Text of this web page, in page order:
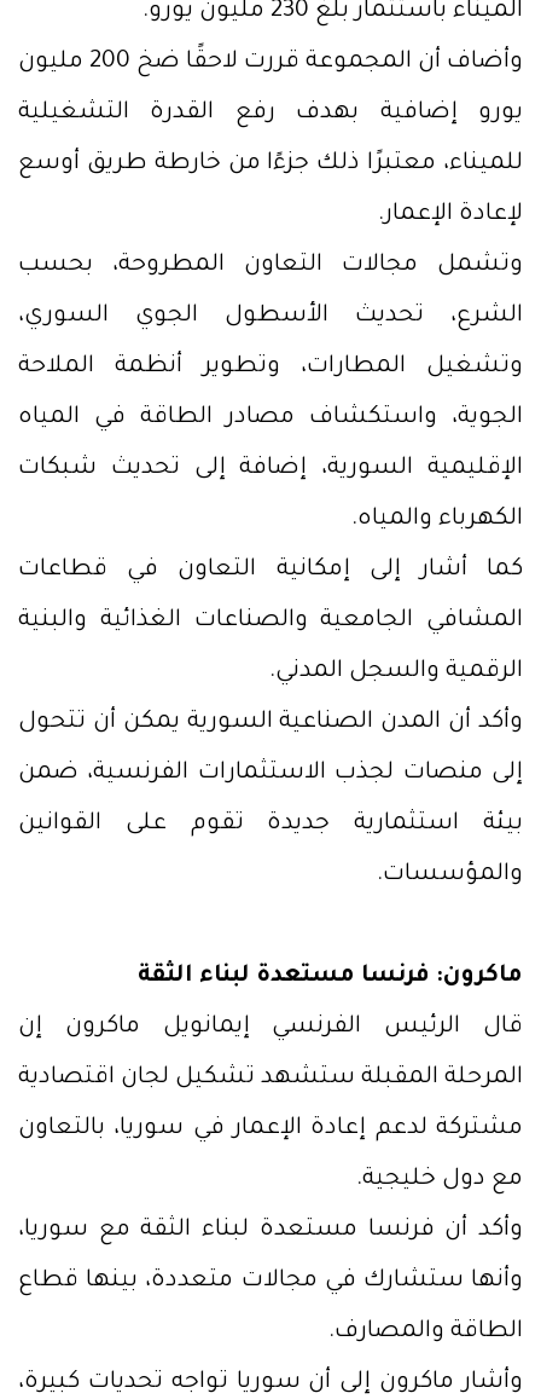
الميناء باستثمار بلغ 230 مليون يورو.
وأضاف أن المجموعة قررت لاحقًا ضخ 200 مليون
يورو إضافية بهدف رفع القدرة التشغيلية
للميناء، معتبرًا ذلك جزءًا من خارطة طريق أوسع
لإعادة الإعمار.
وتشمل مجالات التعاون المطروحة، بحسب
الشرع، تحديث الأسطول الجوي السوري،
وتشغيل المطارات، وتطوير أنظمة الملاحة
الجوية، واستكشاف مصادر الطاقة في المياه
الإقليمية السورية، إضافة إلى تحديث شبكات
الكهرباء والمياه.
كما أشار إلى إمكانية التعاون في قطاعات
المشافي الجامعية والصناعات الغذائية والبنية
الرقمية والسجل المدني.
وأكد أن المدن الصناعية السورية يمكن أن تتحول
إلى منصات لجذب الاستثمارات الفرنسية، ضمن
بيئة استثمارية جديدة تقوم على القوانين
والمؤسسات.
ماكرون: فرنسا مستعدة لبناء الثقة
قال الرئيس الفرنسي إيمانويل ماكرون إن
المرحلة المقبلة ستشهد تشكيل لجان اقتصادية
مشتركة لدعم إعادة الإعمار في سوريا، بالتعاون
مع دول خليجية.
وأكد أن فرنسا مستعدة لبناء الثقة مع سوريا،
وأنها ستشارك في مجالات متعددة، بينها قطاع
الطاقة والمصارف.
وأشار ماكرون إلى أن سوريا تواجه تحديات كبيرة،